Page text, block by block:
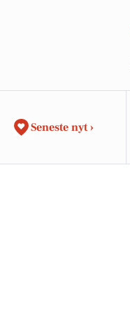
Seneste nyt ›